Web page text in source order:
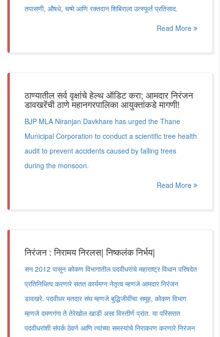
तपासणी, औषधे, चष्मे आणि रक्तदान शिबिराला उत्स्फूर्त प्रतिसाद.
Read More
ठाण्यातील सर्व वृक्षांचे हेल्थ ऑडिट करा; आमदार निरंजन
डावखरेंची ठाणे महानगरपालिका आयुक्तांकडे मागणी!
BJP MLA Niranjan Davkhare has urged the Thane
Municipal Corporation to conduct a scientific tree health
audit to prevent accidents caused by falling trees
during the monsoon.
Read More
निरंजन : निरामय निरलस| निष्कलंक निर्भय|
सन 2012 पासून कोकण विभागातील पदवीधरांचे महाराष्ट्र विधान परिषदेत
प्रतिनिधित्व करणारे सतत कार्यमग्न नेतृत्व म्हणजे आमदार निरंजन
डावखरे. पदवीधर मतदार संघ म्हणजे बुद्धिजीवींचा समूह, कोकण विभाग
म्हणजे दमणगंगा ते तेरेखोल खाडी असा विस्तीर्ण प्रांत. या परिसरात
पदवीधरांशी संपर्क ठेवणे आणि त्यांच्या समस्यांचे निराकरण करणारे निरंजन